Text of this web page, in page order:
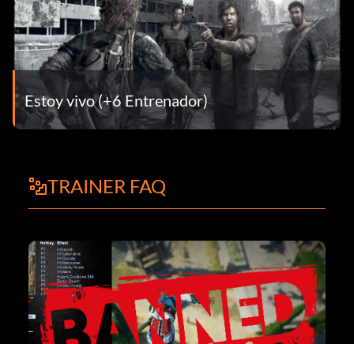
Estoy vivo (+6 Entrenador)
TRAINER FAQ